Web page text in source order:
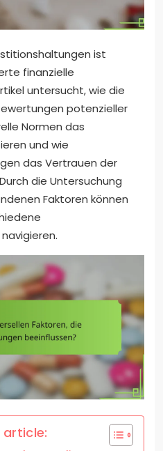
ist
finanzielle
untersucht, wie die
potenzieller
Normen das
und wie
das Vertrauen der
die Untersuchung
Faktoren können
article: